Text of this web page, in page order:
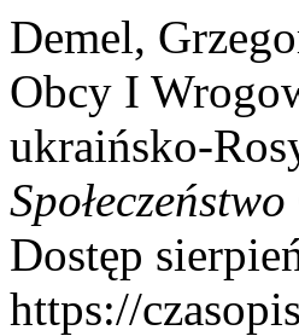
Demel,
Obcy I
ukraińsko-
Społeczeństwo
Dostęp
https://